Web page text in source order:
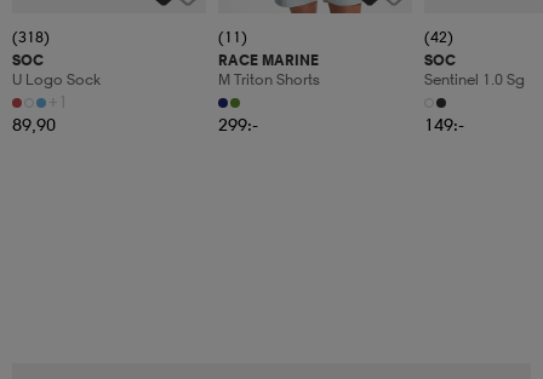
(318)
SOC
U Logo Sock
+1
89,90
(11)
RACE MARINE
M Triton Shorts
299:-
(42)
SOC
Sentinel 1.0 Sg
149:-